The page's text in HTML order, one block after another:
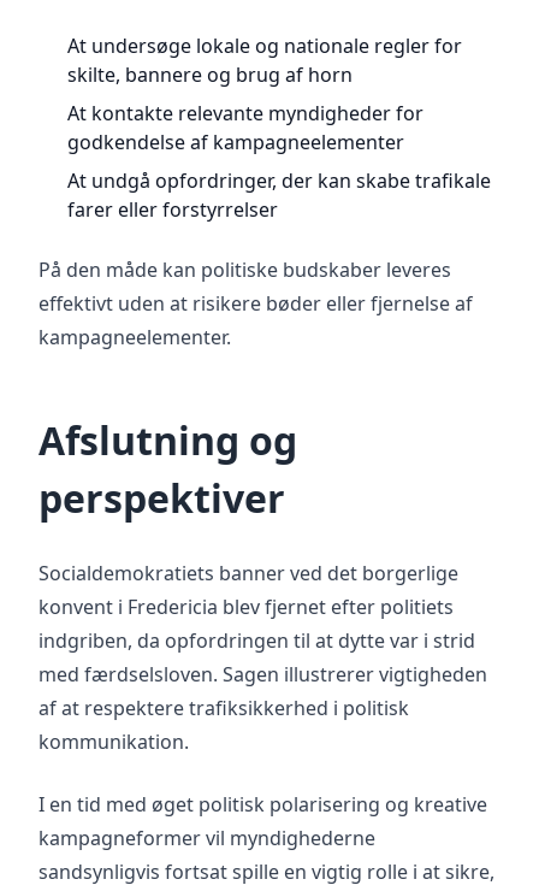
At undersøge lokale og nationale regler for
skilte, bannere og brug af horn
At kontakte relevante myndigheder for
godkendelse af kampagneelementer
At undgå opfordringer, der kan skabe trafikale
farer eller forstyrrelser
På den måde kan politiske budskaber leveres
effektivt uden at risikere bøder eller fjernelse af
kampagneelementer.
Afslutning og
perspektiver
Socialdemokratiets banner ved det borgerlige
konvent i Fredericia blev fjernet efter politiets
indgriben, da opfordringen til at dytte var i strid
med færdselsloven. Sagen illustrerer vigtigheden
af at respektere trafiksikkerhed i politisk
kommunikation.
I en tid med øget politisk polarisering og kreative
kampagneformer vil myndighederne
sandsynligvis fortsat spille en vigtig rolle i at sikre,